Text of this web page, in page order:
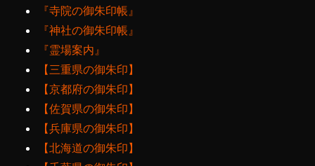
『寺院の御朱印帳』
『神社の御朱印帳』
『霊場案内』
【三重県の御朱印】
【京都府の御朱印】
【佐賀県の御朱印】
【兵庫県の御朱印】
【北海道の御朱印】